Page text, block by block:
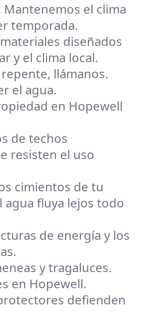
el clima
temporada.
diseñados
y el clima local.
llámanos.
el agua.
en Hopewell
de techos
resisten el uso
cimientos de tu
agua fluya lejos todo
de energía y los
y tragaluces.
en Hopewell.
defienden